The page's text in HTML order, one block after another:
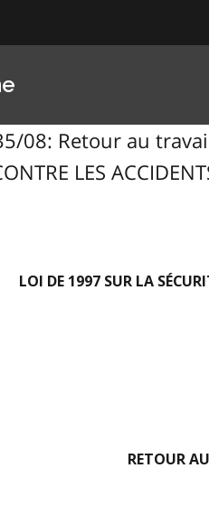
08: Retour au
LES
LOI DE 1997 SUR LA
RETOUR